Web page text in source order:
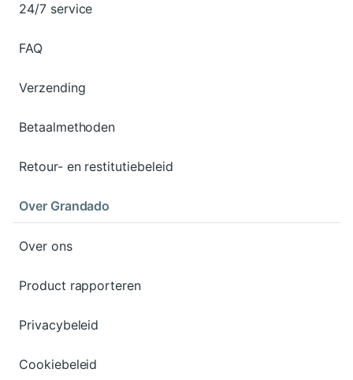
24/7 service
FAQ
Verzending
Betaalmethoden
Retour- en restitutiebeleid
Over Grandado
Over ons
Product rapporteren
Privacybeleid
Cookiebeleid